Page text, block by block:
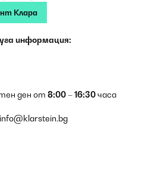
Клара
информация:
ден от 8:00 – 16:30часа
info@klarstein.bg